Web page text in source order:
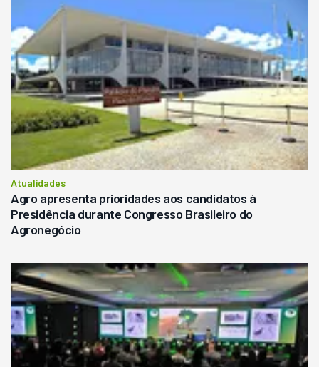
Atualidades
Agro apresenta prioridades aos candidatos à
Presidência durante Congresso Brasileiro do
Agronegócio